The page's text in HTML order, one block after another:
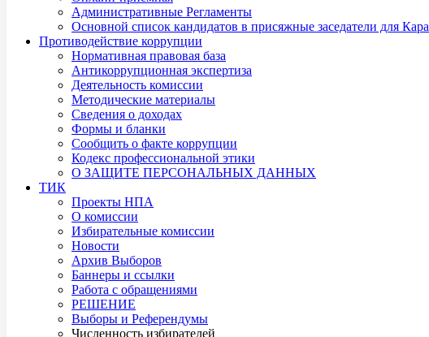
Административные Регламенты
Основной список кандидатов в присяжные заседатели для
Противодействие коррупции
Нормативная правовая база
Антикоррупционная экспертиза
Деятельность комиссии
Методические материалы
Сведения о доходах
Формы и бланки
Сообщить о факте коррупции
Кодекс профессиональной этики
О ЗАЩИТЕ ПЕРСОНАЛЬНЫХ ДАННЫХ
ТИК
Проекты НПА
О комиссии
Избирательные комиссии
Новости
Архив Выборов
Баннеры и ссылки
Работа с обращениями
РЕШЕНИЕ
Выборы и Референдумы
Численность избирателей